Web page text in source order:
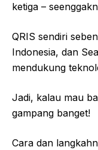
ketiga –
QRIS sendiri
Indonesia, dan
mendukung
Jadi, kalau mau
gampang banget!
Cara dan